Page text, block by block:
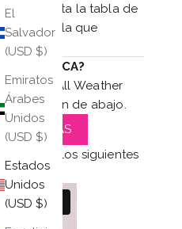
El
Salvador
(USD $)
Emiratos
Árabes
Unidos
(USD $)
Estados
Unidos
(USD $)
consulta la tabla de
la talla que
MÉTRICA?
de All Weather
el botón de abajo.
DE TALLAS
para los siguientes